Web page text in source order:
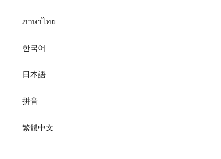
ภาษาไทย
한국어
日本語
拼音
繁體中文